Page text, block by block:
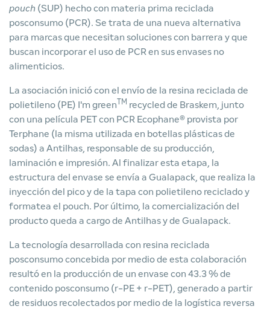
pouch (SUP) hecho con materia prima reciclada
posconsumo (PCR). Se trata de una nueva alternativa
para marcas que necesitan soluciones con barrera y que
buscan incorporar el uso de PCR en sus envases no
alimenticios.
La asociación inició con el envío de la resina reciclada de
polietileno (PE) I'm green TM recycled de Braskem, junto
con una película PET con PCR Ecophane® provista por
Terphane (la misma utilizada en botellas plásticas de
sodas) a Antilhas, responsable de su producción,
laminación e impresión. Al finalizar esta etapa, la
estructura del envase se envía a Gualapack, que realiza la
inyección del pico y de la tapa con polietileno reciclado y
formatea el pouch. Por último, la comercialización del
producto queda a cargo de Antilhas y de Gualapack.
La tecnología desarrollada con resina reciclada
posconsumo concebida por medio de esta colaboración
resultó en la producción de un envase con 43.3 % de
contenido posconsumo (r-PE + r-PET), generado a partir
de residuos recolectados por medio de la logística reversa